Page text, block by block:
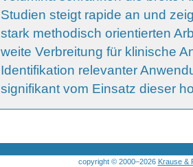
Studien steigt rapide an und
stark methodisch orientierten
weite Verbreitung für klinische
Identifikation relevanter
signifikant vom Einsatz dieser
copyright © 2000–2026 Krause &